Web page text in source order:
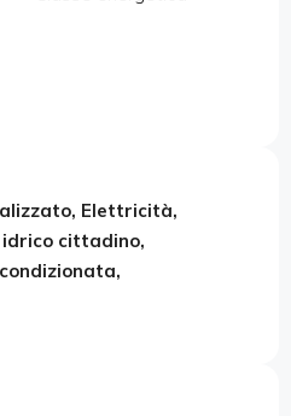
Elettricità,
cittadino,